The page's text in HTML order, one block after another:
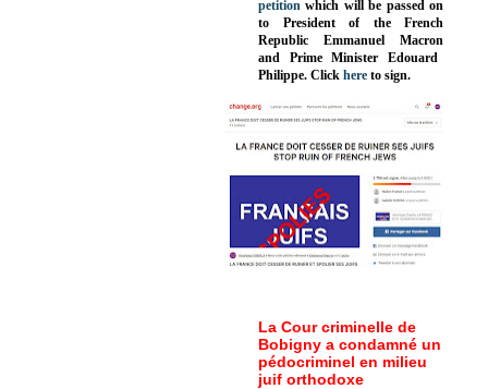
petition which will be passed on
to President of the French
Republic Emmanuel Macron
and Prime Minister Edouard
Philippe. Click here to sign.
La Cour criminelle de
Bobigny a condamné un
pédocriminel en milieu
juif orthodoxe